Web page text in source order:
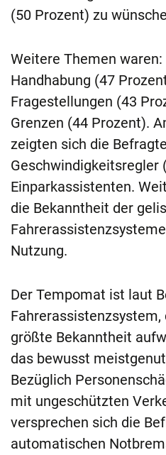
(50 Prozent) zu
Weitere Themen
Handhabung (47
Fragestellungen (43
Grenzen (44 Prozent).
zeigten sich die
Geschwindigkeitsregler
Einparkassistenten.
die Bekanntheit der
Nutzung.
Der Tempomat ist laut
Fahrer­assistenzsystem,
größte Bekanntheit
das bewusst
Bezüglich
mit ungeschützten
versprechen sich die
automatischen